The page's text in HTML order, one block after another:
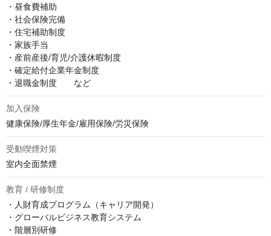
・昼食費補助
・社会保険完備
・住宅補助制度
・家族手当
・産前産後/育児/介護休暇制度
・確定給付企業年金制度
・退職金制度　　など
加入保険
健康保険/厚生年金/雇用保険/労災保険
受動喫煙対策
室内全面禁煙
教育 / 研修制度
・人財育成プログラム（キャリア開発）
・グローバルビジネス教育システム
・階層別研修